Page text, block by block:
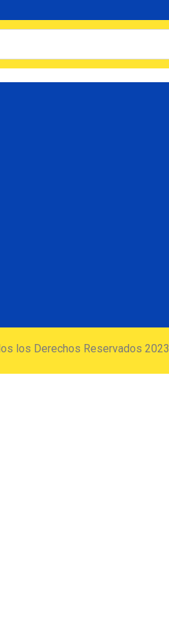
los Derechos Reservados 2023.